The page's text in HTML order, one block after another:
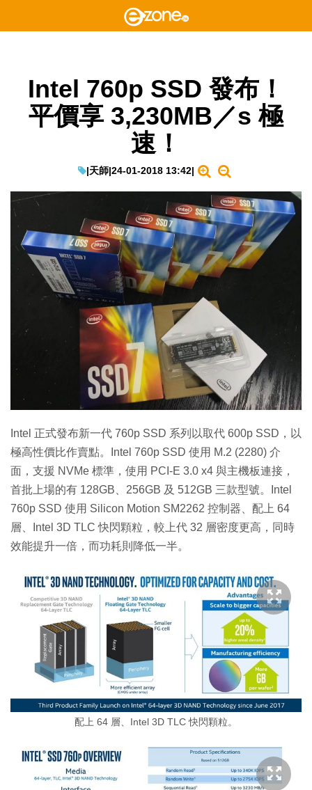
Intel 760p SSD 發布！
平價享 3,230MB／s 極
速！
|天師|24-01-2018 13:42|
Intel 正式發布新一代 760p SSD 系列以取代 600p SSD，以
極高性價比作賣點。Intel 760p SSD 使用 M.2 (2280) 介
面，支援 NVMe 標準，使用 PCI-E 3.0 x4 與主機板連接，
首批上場的有 128GB、256GB 及 512GB 三款型號。Intel
760p SSD 使用 Silicon Motion SM2262 控制器、配上 64
層、Intel 3D TLC 快閃顆粒，較上代 32 層密度更高，同時
效能提升一倍，而功耗則降低一半。
配上 64 層、Intel 3D TLC 快閃顆粒。